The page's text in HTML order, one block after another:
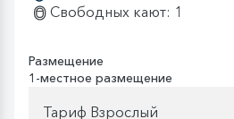
Свободных кают: 1
Размещение
1-местное размещение
Тариф Взрослый